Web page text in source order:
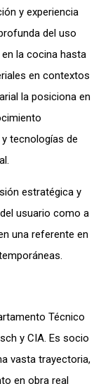
y experiencia
del uso
la cocina hasta
en contextos
la posiciona en
tecnologías de
estratégica y
usuario como a
una referente en
Técnico
y CIA. Es socio
vasta trayectoria,
en obra real